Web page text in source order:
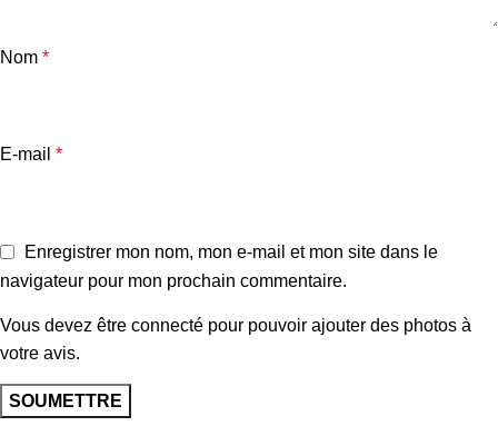
Nom *
E-mail *
Enregistrer mon nom, mon e-mail et mon site dans le
navigateur pour mon prochain commentaire.
Vous devez être connecté pour pouvoir ajouter des photos à
votre avis.